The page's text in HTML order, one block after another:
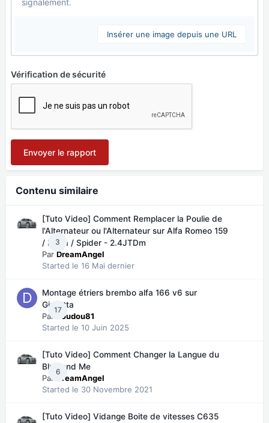
signalement.
Insérer une image depuis une URL
Vérification de sécurité
Envoyer le rapport
Contenu similaire
3
[Tuto Video] Comment Remplacer la Poulie de
l'Alternateur ou l'Alternateur sur Alfa Romeo 159
/ Brera / Spider - 2.4JTDm
Par DreamAngel
Started le 16 Mai dernier
17
Montage étriers brembo alfa 166 v6 sur
Giulietta
Par
doudou81
Started le 10 Juin 2025
6
[Tuto Video] Comment Changer la Langue du
Blue and Me
Par
DreamAngel
Started le 30 Novembre 2021
[Tuto Video] Vidange Boite de vitesses C635